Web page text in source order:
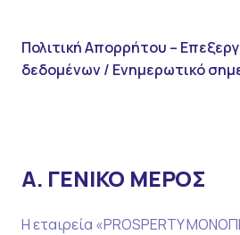
Πολιτική Απορρήτου –
δεδομένων / Ενημερωτικό
Α. ΓΕΝΙΚΟ ΜΕΡΟΣ
Η εταιρεία «PROSPERTY